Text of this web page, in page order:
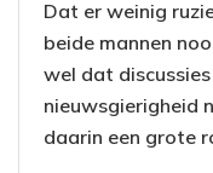
Dat er weinig
beide mannen
wel dat
nieuwsgierigheid
daarin een grote